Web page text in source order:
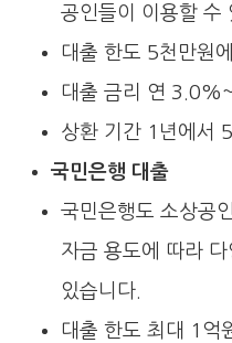
공인들이 이용할 수
대출 한도 5천만원
대출 금리 연
상환 기간 1년에서 5
국민은행 대출
국민은행도 소상공
자금 용도에 따라
있습니다.
대출 한도 최대 1억